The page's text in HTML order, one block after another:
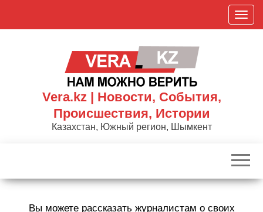
П
о
к
р
Vera.kz | Новости, События,
Происшествия, Истории
Казахстан, Южный регион, Шымкент
Вы можете рассказать журналистам о своих